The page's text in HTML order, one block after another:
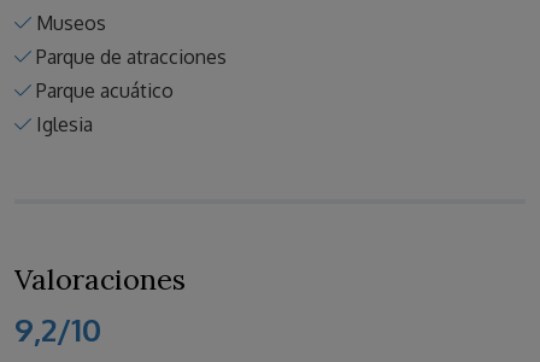
Museos
Parque de atracciones
Parque acuático
Iglesia
Valoraciones
9,2/10